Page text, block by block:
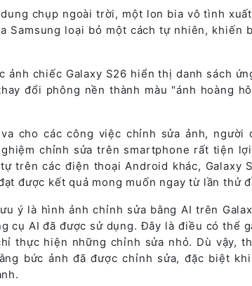
chụp ngoài trời, một lon bia vô tình
Samsung loại bỏ một cách tự nhiên, khiến
ảnh chiếc Galaxy S26 hiển thị danh sách
đổi phông nền thành màu "ánh hoàng
cho các công việc chỉnh sửa ảnh, người
chỉnh sửa trên smartphone rất tiện
trên các điện thoại Android khác, Galaxy
được kết quả mong muốn ngay từ lần thử
ý là hình ảnh chỉnh sửa bằng AI trên
cụ AI đã được sử dụng. Đây là điều có thể
thực hiện những chỉnh sửa nhỏ. Dù vậy,
bức ảnh đã được chỉnh sửa, đặc biệt